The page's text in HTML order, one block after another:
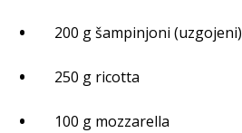
200 g šampinjoni (uzgojeni)
250 g ricotta
100 g mozzarella